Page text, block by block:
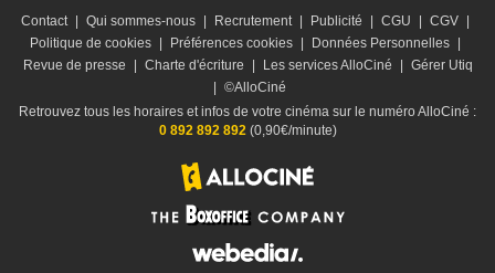
Contact Qui sommes-nous Recrutement Publicité CGU CGV
Politique de cookies
Préférences cookies Données Personnelles
Revue de presse
Charte d'écriture Les services AlloCiné
Gérer Utiq
©AlloCiné
Retrouvez tous les horaires et infos de votre cinéma sur le numéro AlloCiné :
0 892 892 892(0,90€/minute)